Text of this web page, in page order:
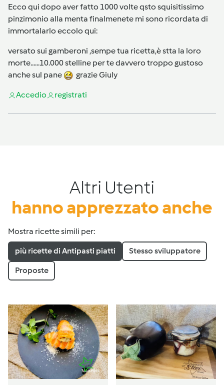
Ecco qui dopo aver fatto 1000 volte qsto squisitissimo
pinzimonio alla menta finalmenete mi sono ricordata di
immortalarlo eccolo qui:
versato sui gamberoni ,sempe tua ricetta,è stta la loro
morte......10.000 stelline per te davvero troppo gustoso
anche sul pane
grazie Giuly
Accedio registrati
Altri Utenti
hanno apprezzato anche
Mostra ricette simili per:
più ricette di Antipasti piatti Stesso sviluppatore
Proposte